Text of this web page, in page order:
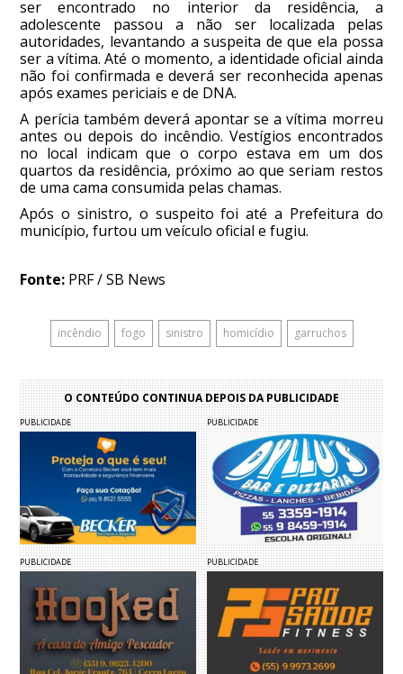
ser encontrado no interior da residência, a
adolescente passou a não ser localizada pelas
autoridades, levantando a suspeita de que ela possa
ser a vítima. Até o momento, a identidade oficial ainda
não foi confirmada e deverá ser reconhecida apenas
após exames periciais e de DNA.
A perícia também deverá apontar se a vítima morreu
antes ou depois do incêndio. Vestígios encontrados
no local indicam que o corpo estava em um dos
quartos da residência, próximo ao que seriam restos
de uma cama consumida pelas chamas.
Após o sinistro, o suspeito foi até a Prefeitura do
município, furtou um veículo oficial e fugiu.
Fonte: PRF / SB News
incêndio fogo sinistro homicídio garruchos
O CONTEÚDO CONTINUA DEPOIS DA PUBLICIDADE
PUBLICIDADE PUBLICIDADE
PUBLICIDADE PUBLICIDADE